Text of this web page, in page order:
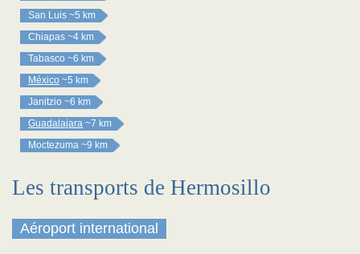
San Luis ~5 km
Chiapas ~4 km
Tabasco ~6 km
México ~5 km
Janitzio ~6 km
Guadalajara ~7 km
Moctezuma ~9 km
Les transports de Hermosillo
Aéroport international